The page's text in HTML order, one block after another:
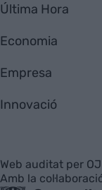
Última Hora
Economia
Empresa
Innovació
Web auditat per
Amb la